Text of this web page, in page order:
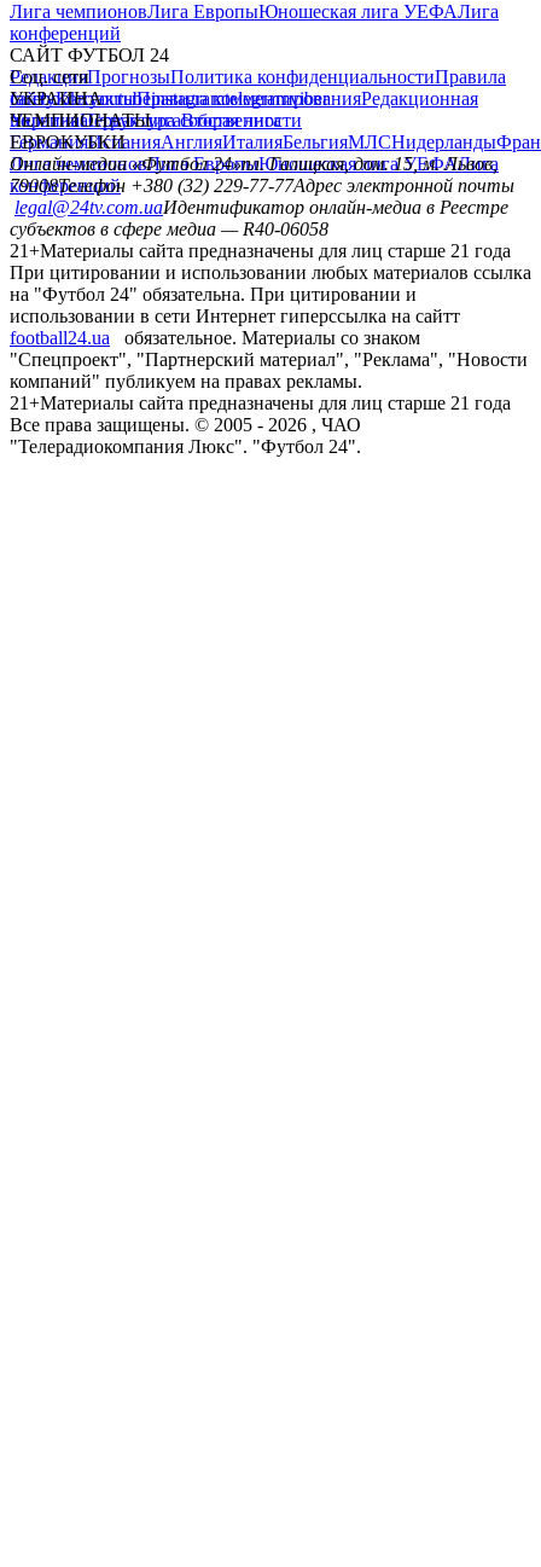
Лига чемпионовЛига ЕвропыЮношеская лига УЕФАЛига
конференций
САЙТ ФУТБОЛ 24
РедакцияПрогнозыПолитика конфиденциальностиПравила
сайтуКонтактыПравила комментированияРедакционная
политикаСтруктура собственности
Соц. сети
facebookxyoutubeinstagramtelegramviber
УКРАИНА
УкраинаПервая лигаВторая лига
ЧЕМПИОНАТЫ
ГерманияИспанияАнглияИталияБельгияМЛСНидерланды
ЕВРОКУБКИ
Лига чемпионовЛига ЕвропыЮношеская лига УЕФАЛига
конференций
Онлайн-медиа «Футбол 24»пл. Галицкая, дом. 15, м. Львов,
79008Телефон +380 (32) 229-77-77Адрес электронной почты
legal@24tv.com.uaИдентификатор онлайн-медиа в Реестре
субъектов в сфере медиа — R40-06058
21+Материалы сайта предназначены для лиц старше 21 года
При цитировании и использовании любых материалов ссылка
на "Футбол 24" обязательна. При цитировании и
использовании в сети Интернет гиперссылка на сайтт
football24.ua
обязательное. Материалы со знаком
"Спецпроект", "Партнерский материал", "Реклама", "Новости
компаний" публикуем на правах рекламы.
21+Материалы сайта предназначены для лиц старше 21 года
Все права защищены. © 2005 - 2026 , ЧАО
"Телерадиокомпания Люкс". "Футбол 24".